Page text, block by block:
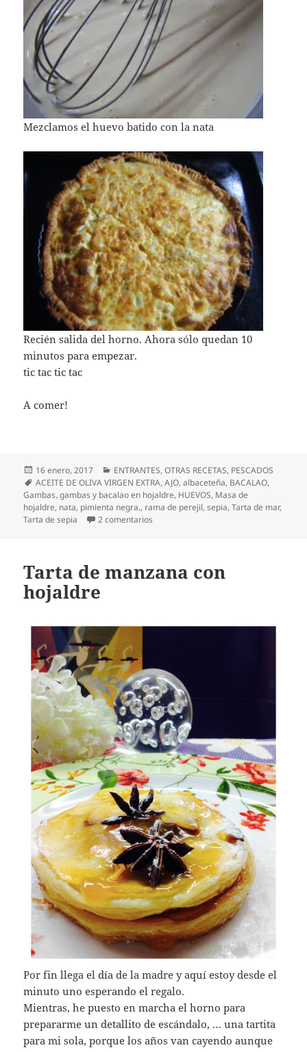
Mezclamos el huevo batido con la nata
Recién salida del horno. Ahora sólo quedan 10
minutos para empezar.
tic tac tic tac
A comer!
Publicado
el
16 enero, 2017 Categorías
ENTRANTES,OTRAS RECETAS, PESCADOS
Etiquetas
ACEITE DE OLIVA VIRGEN EXTRA,AJO,albaceteña, BACALAO,
Gambas,gambas y bacalao en hojaldre, HUEVOS, Masa de
hojaldre, nata, pimienta negra., rama de perejil,sepia,Tarta de mar,
Tarta de sepia
2 comentarios
Tarta de manzana con
hojaldre
Por fin llega el día de la madre y aquí estoy desde el
minuto uno esperando el regalo.
Mientras, he puesto en marcha el horno para
prepararme un detallito de escándalo, … una tartita
para mi sola, porque los años van cayendo aunque